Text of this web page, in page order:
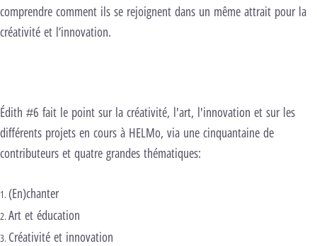
comprendre comment ils se rejoignent dans un même attrait pour la
créativité et l’innovation.
Édith #6 fait le point sur la créativité, l'art, l'innovation et sur les
différents projets en cours à HELMo, via une cinquantaine de
contributeurs et quatre grandes thématiques:
(En)chanter
Art et éducation
Créativité et innovation